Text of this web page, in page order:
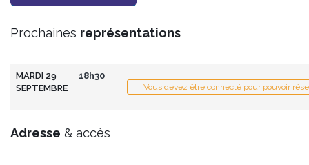
Prochaines représentations
MARDI 29
SEPTEMBRE
18h30
Vous devez être connecté pour pouvoir
Adresse & accès